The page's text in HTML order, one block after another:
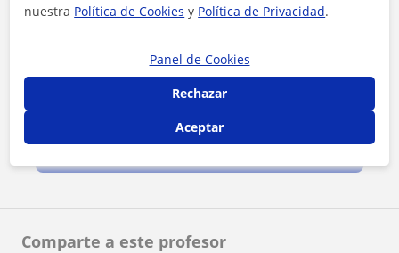
Comparte a este profesor
Al hacer clic, aceptas nuestroaviso legal
Contactar ahora
nuestra Política de Cookies y Política de Privacidad.
Panel de Cookies
Rechazar
Aceptar